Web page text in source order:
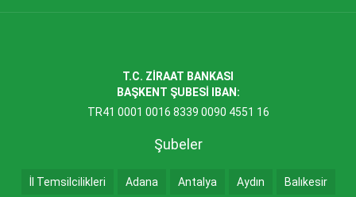
T.C. ZİRAAT BANKASI
BAŞKENT ŞUBESİ IBAN:
TR41 0001 0016 8339 0090 4551 16
Şubeler
İl Temsilcilikleri Adana Antalya Aydın Balıkesir